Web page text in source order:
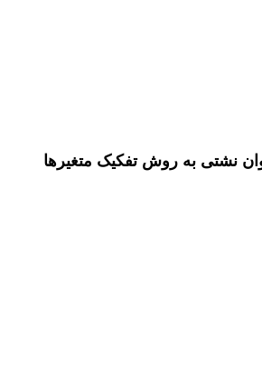
نشتی به روش تفکیک متغیرها